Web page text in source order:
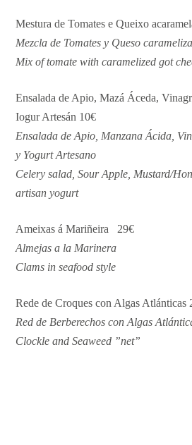
Mestura de Tomates e Queixo
Mezcla de Tomates y Queso
Mix of tomate with caramelized got
Ensalada de Apio, Mazá Áceda,
Iogur Artesán 10€
Ensalada de Apio, Manzana Ácida,
y Yogurt Artesano
Celery salad, Sour Apple, Mustard/
artisan yogurt
Ameixas á Mariñeira 29€
Almejas a la Marinera
Clams in seafood style
Rede de Croques con Algas Atlánticas
Red de Berberechos con Algas
Clockle and Seaweed ”net”